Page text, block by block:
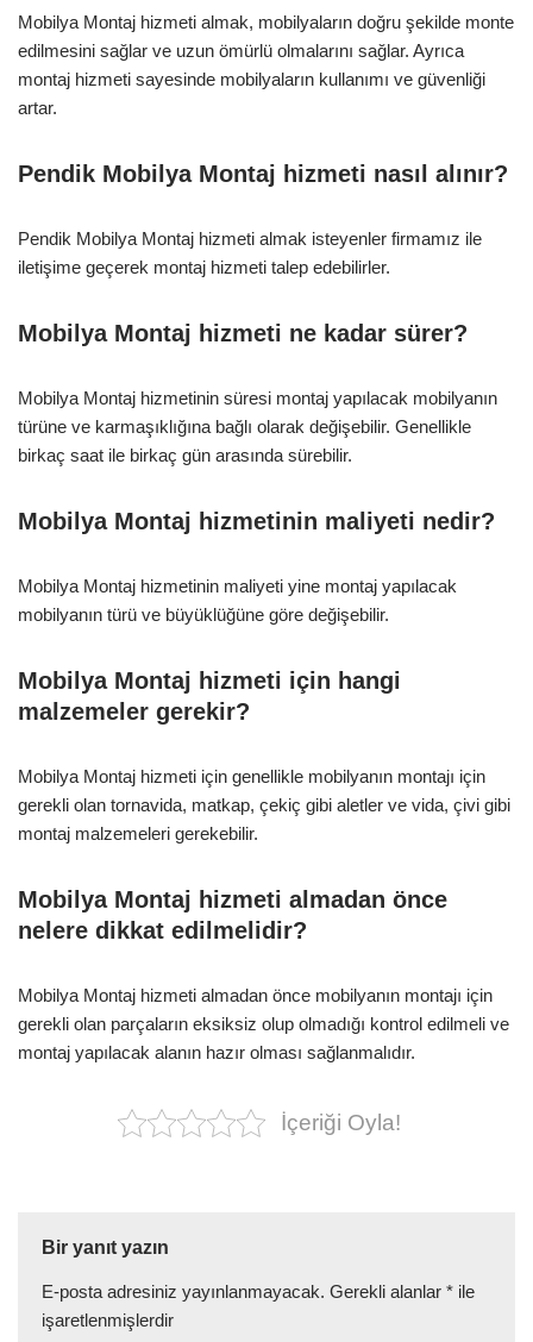
Mobilya Montaj hizmeti almak, mobilyaların doğru şekilde monte
edilmesini sağlar ve uzun ömürlü olmalarını sağlar. Ayrıca
montaj hizmeti sayesinde mobilyaların kullanımı ve güvenliği
artar.
Pendik Mobilya Montaj hizmeti nasıl alınır?
Pendik Mobilya Montaj hizmeti almak isteyenler firmamız ile
iletişime geçerek montaj hizmeti talep edebilirler.
Mobilya Montaj hizmeti ne kadar sürer?
Mobilya Montaj hizmetinin süresi montaj yapılacak mobilyanın
türüne ve karmaşıklığına bağlı olarak değişebilir. Genellikle
birkaç saat ile birkaç gün arasında sürebilir.
Mobilya Montaj hizmetinin maliyeti nedir?
Mobilya Montaj hizmetinin maliyeti yine montaj yapılacak
mobilyanın türü ve büyüklüğüne göre değişebilir.
Mobilya Montaj hizmeti için hangi
malzemeler gerekir?
Mobilya Montaj hizmeti için genellikle mobilyanın montajı için
gerekli olan tornavida, matkap, çekiç gibi aletler ve vida, çivi gibi
montaj malzemeleri gerekebilir.
Mobilya Montaj hizmeti almadan önce
nelere dikkat edilmelidir?
Mobilya Montaj hizmeti almadan önce mobilyanın montajı için
gerekli olan parçaların eksiksiz olup olmadığı kontrol edilmeli ve
montaj yapılacak alanın hazır olması sağlanmalıdır.
İçeriği Oyla!
Bir yanıt yazın
E-posta adresiniz yayınlanmayacak. Gerekli alanlar * ile
işaretlenmişlerdir